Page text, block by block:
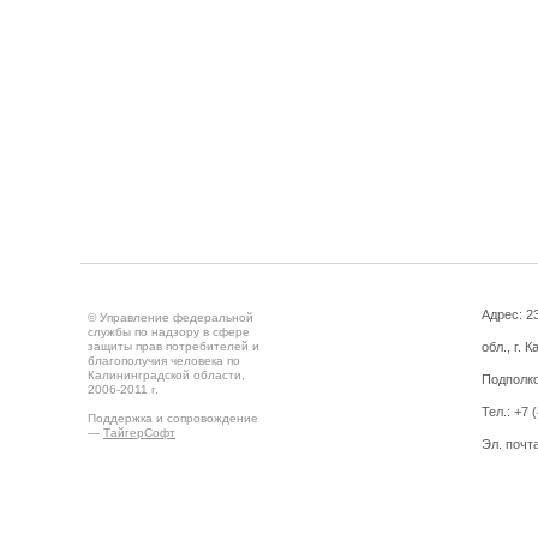
© Управление федеральной
службы по надзору в сфере
защиты прав потребителей и
благополучия человека по
Калининградской области,
2006-2011 г.
Поддержка и сопровождение
— ТайгерСофт
Адрес:
обл., г.
Тел.: +7
Эл.